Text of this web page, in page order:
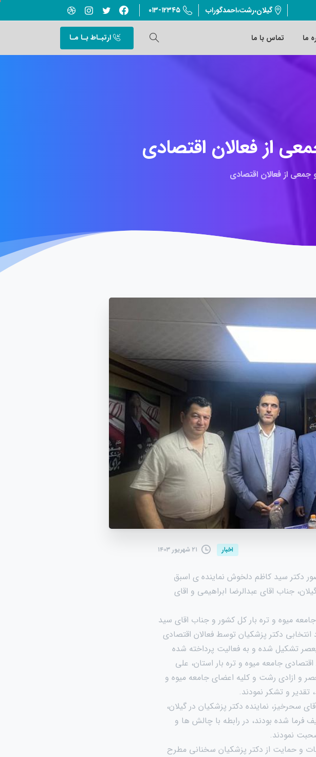
گیلان،رشت،احمدگوراب ۰۱۳-۱۲۳۴۵
ما تماس با ما ارتبـاط بـا مـا
ازفعالان اقتصادی
از فعالان اقتصادی
اخبار ۲۱ شهریور ۱۴۰۳
ولیعصر با حضور دکتر سید کاظم دلخوش نماینده ی اسبق
جناب اقای عبدالرضا ابراهیمی و اقای
میوه و تره بار کل کشور و جناب اقای سید
دکتر پزشکیان توسط فعالان اقتصادی
تشکیل شده و به فعالیت پرداخته شده
جامعه میوه و تره بار استان، علی
و ازادی رشت و کلیه اعضای جامعه میوه و
تقدیر و تشکر نمودند.
سحرخیز، نماینده دکتر پزشکیان در گیلان،
فرما شده بودند، در رابطه با چالش ها و
نمودند.
و حمایت از دکتر پزشکیان سخنانی مطرح